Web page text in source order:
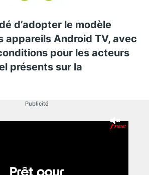
d’adopter le modèle
appareils Android TV, avec
pour les acteurs
présents sur la
Publicité